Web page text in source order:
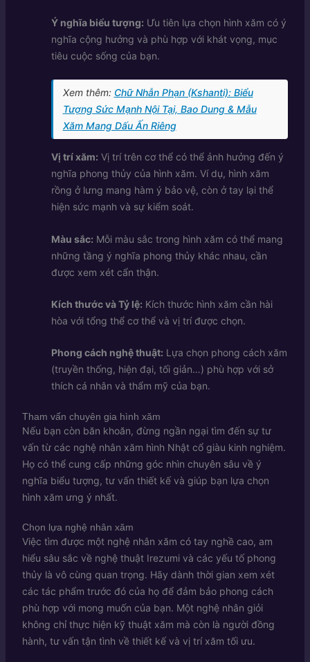
Ý nghĩa biểu tượng: Ưu tiên lựa chọn hình xăm có ý
nghĩa cộng hưởng và phù hợp với khát vọng, mục
tiêu cuộc sống của bạn.
Xem thêm: Chữ Nhẫn Phạn (Kshanti): Biểu
Tượng Sức Mạnh Nội Tại, Bao Dung & Mẫu
Xăm Mang Dấu Ấn Riêng
Vị trí xăm: Vị trí trên cơ thể có thể ảnh hưởng đến ý
nghĩa phong thủy của hình xăm. Ví dụ, hình xăm
rồng ở lưng mang hàm ý bảo vệ, còn ở tay lại thể
hiện sức mạnh và sự kiểm soát.
Màu sắc: Mỗi màu sắc trong hình xăm có thể mang
những tầng ý nghĩa phong thủy khác nhau, cần
được xem xét cẩn thận.
Kích thước và Tỷ lệ: Kích thước hình xăm cần hài
hòa với tổng thể cơ thể và vị trí được chọn.
Phong cách nghệ thuật: Lựa chọn phong cách xăm
(truyền thống, hiện đại, tối giản…) phù hợp với sở
thích cá nhân và thẩm mỹ của bạn.
Tham vấn chuyên gia hình xăm
Nếu bạn còn băn khoăn, đừng ngần ngại tìm đến sự tư
vấn từ các nghệ nhân xăm hình Nhật cổ giàu kinh nghiệm.
Họ có thể cung cấp những góc nhìn chuyên sâu về ý
nghĩa biểu tượng, tư vấn thiết kế và giúp bạn lựa chọn
hình xăm ưng ý nhất.
Chọn lựa nghệ nhân xăm
Việc tìm được một nghệ nhân xăm có tay nghề cao, am
hiểu sâu sắc về nghệ thuật Irezumi và các yếu tố phong
thủy là vô cùng quan trọng. Hãy dành thời gian xem xét
các tác phẩm trước đó của họ để đảm bảo phong cách
phù hợp với mong muốn của bạn. Một nghệ nhân giỏi
không chỉ thực hiện kỹ thuật xăm mà còn là người đồng
hành, tư vấn tận tình về thiết kế và vị trí xăm tối ưu.